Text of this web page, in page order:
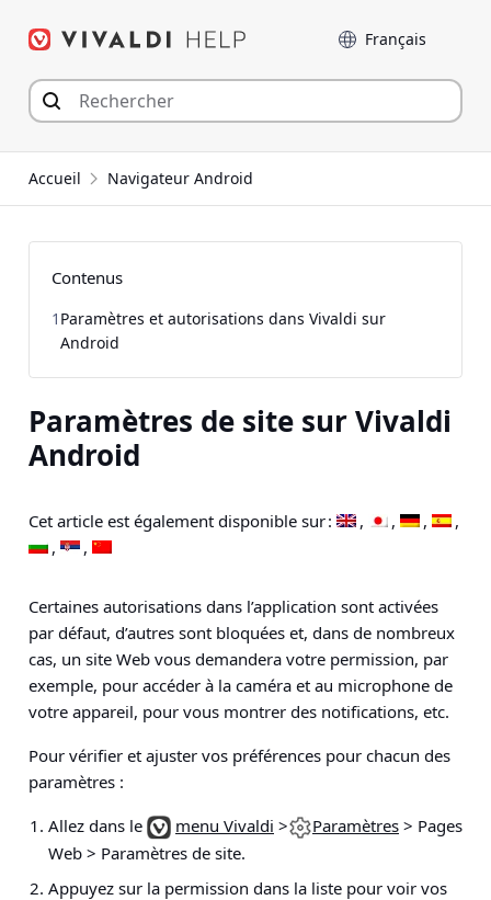
Langue
Accueil Navigateur Android
Paramètres de site sur Vivaldi
Android
Cet article est également disponible sur :
Certaines autorisations dans l’application sont activées
par défaut, d’autres sont bloquées et, dans de nombreux
cas, un site Web vous demandera votre permission, par
exemple, pour accéder à la caméra et au microphone de
votre appareil, pour vous montrer des notifications, etc.
Pour vérifier et ajuster vos préférences pour chacun des
paramètres :
Allez dans le
menu Vivaldi > Paramètres > Pages
Web > Paramètres de site.
Appuyez sur la permission dans la liste pour voir vos
Contenus
1 Paramètres et autorisations dans Vivaldi sur
Android